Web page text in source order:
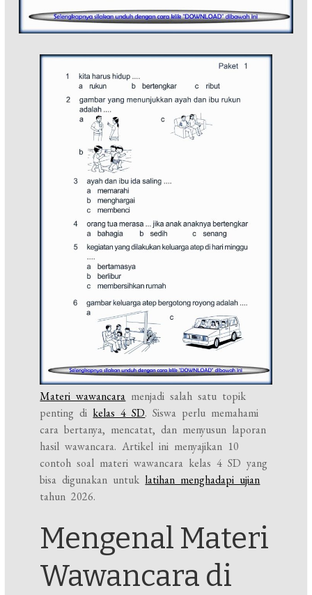
Materi wawancara menjadi salah satu topik
penting di kelas 4 SD. Siswa perlu memahami
cara bertanya, mencatat, dan menyusun laporan
hasil wawancara. Artikel ini menyajikan 10
contoh soal materi wawancara kelas 4 SD yang
bisa digunakan untuk latihan menghadapi ujian
tahun 2026.
Mengenal Materi
Wawancara di